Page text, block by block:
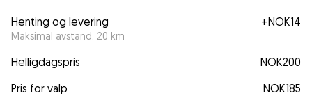
Henting og levering
Maksimal avstand: 20 km
+NOK14
Helligdagspris
NOK200
Pris for valp
NOK185